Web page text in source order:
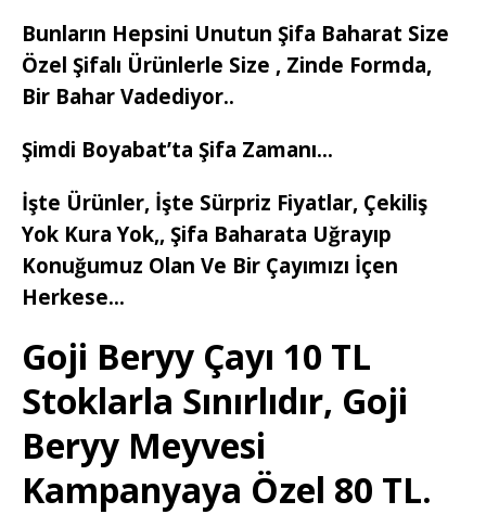
Bunların Hepsini Unutun Şifa Baharat Size
Özel Şifalı Ürünlerle Size , Zinde Formda,
Bir Bahar Vadediyor..
Şimdi Boyabat’ta Şifa Zamanı…
İşte Ürünler, İşte Sürpriz Fiyatlar, Çekiliş
Yok Kura Yok,, Şifa Baharata Uğrayıp
Konuğumuz Olan Ve Bir Çayımızı İçen
Herkese…
Goji Beryy Çayı 10 TL
Stoklarla Sınırlıdır, Goji
Beryy Meyvesi
Kampanyaya Özel 80 TL.